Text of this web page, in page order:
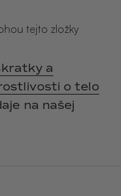
tejto zložky
a
o telo
na našej
set